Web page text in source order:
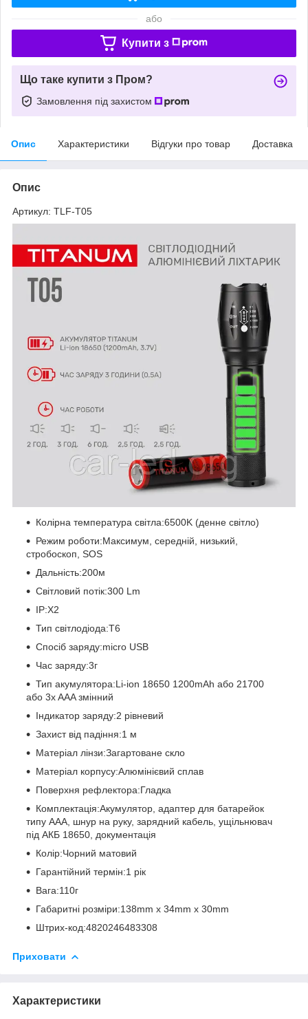
або
Купити з
Що таке купити з Пром?
Замовлення під захистом
Опис Характеристики Відгуки про товар Доставка
Опис
Артикул: TLF-T05
Колірна температура світла:6500K (денне світло)
Режим роботи:Максимум, середній, низький,
стробоскоп, SOS
Дальність:200м
Світловий потік:300 Lm
IP:X2
Тип світлодіода:T6
Спосіб заряду:micro USB
Час заряду:3г
Тип акумулятора:Li-ion 18650 1200mAh або 21700
або 3x AAA змінний
Індикатор заряду:2 рівневий
Захист від падіння:1 м
Матеріал лінзи:Загартоване скло
Матеріал корпусу:Алюмінієвий сплав
Поверхня рефлектора:Гладка
Комплектація:Акумулятор, адаптер для батарейок
типу ААА, шнур на руку, зарядний кабель, ущільнювач
під АКБ 18650, документація
Колір:Чорний матовий
Гарантійний термін:1 рік
Вага:110г
Габаритні розміри:138mm х 34mm х 30mm
Штрих-код:4820246483308
Приховати
Характеристики